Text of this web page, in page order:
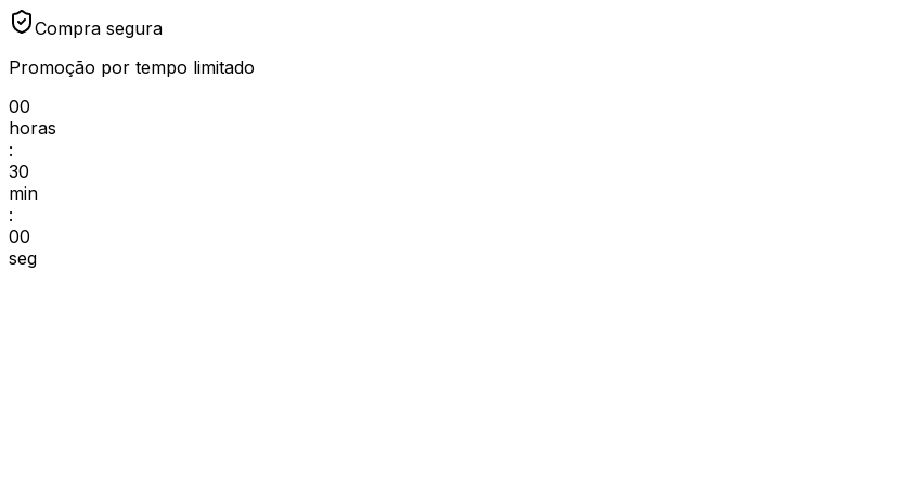
Compra segura
Promoção por tempo limitado
00
horas
:
30
min
:
00
seg